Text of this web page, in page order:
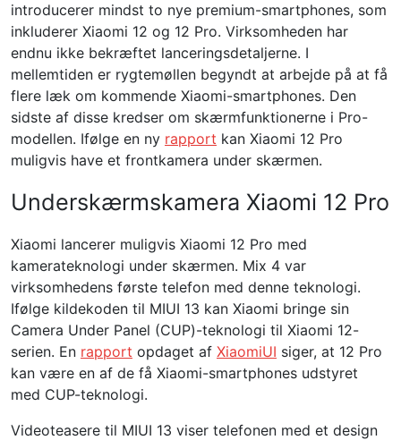
introducerer mindst to nye premium-smartphones, som
inkluderer Xiaomi 12 og 12 Pro. Virksomheden har
endnu ikke bekræftet lanceringsdetaljerne. I
mellemtiden er rygtemøllen begyndt at arbejde på at få
flere læk om kommende Xiaomi-smartphones. Den
sidste af disse kredser om skærmfunktionerne i Pro-
modellen. Ifølge en ny rapport kan Xiaomi 12 Pro
muligvis have et frontkamera under skærmen.
Underskærmskamera Xiaomi 12 Pro
Xiaomi lancerer muligvis Xiaomi 12 Pro med
kamerateknologi under skærmen. Mix 4 var
virksomhedens første telefon med denne teknologi.
Ifølge kildekoden til MIUI 13 kan Xiaomi bringe sin
Camera Under Panel (CUP)-teknologi til Xiaomi 12-
serien. En rapport opdaget af XiaomiUI siger, at 12 Pro
kan være en af ​​de få Xiaomi-smartphones udstyret
med CUP-teknologi.
Videoteasere til MIUI 13 viser telefonen med et design